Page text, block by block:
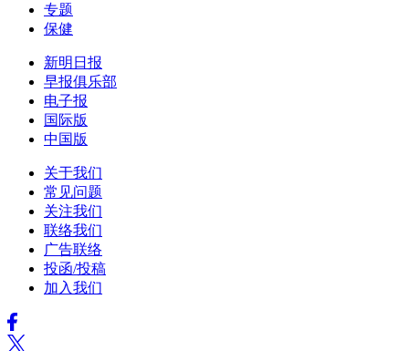
专题
保健
新明日报
早报俱乐部
电子报
国际版
中国版
关于我们
常见问题
关注我们
联络我们
广告联络
投函/投稿
加入我们